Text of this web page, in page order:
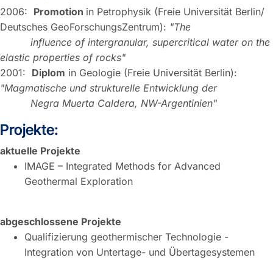
2006: Promotion in Petrophysik (Freie Universität Berlin/
Deutsches GeoForschungsZentrum): "The
influence of intergranular, supercritical water on the
elastic properties of rocks"
2001: Diplom in Geologie (Freie Universität Berlin):
"Magmatische und strukturelle Entwicklung der
Negra Muerta Caldera, NW-Argentinien"
Projekte:
aktuelle Projekte
IMAGE – Integrated Methods for Advanced
Geothermal Exploration
abgeschlossene Projekte
Qualifizierung geothermischer Technologie -
Integration von Untertage- und Übertagesystemen